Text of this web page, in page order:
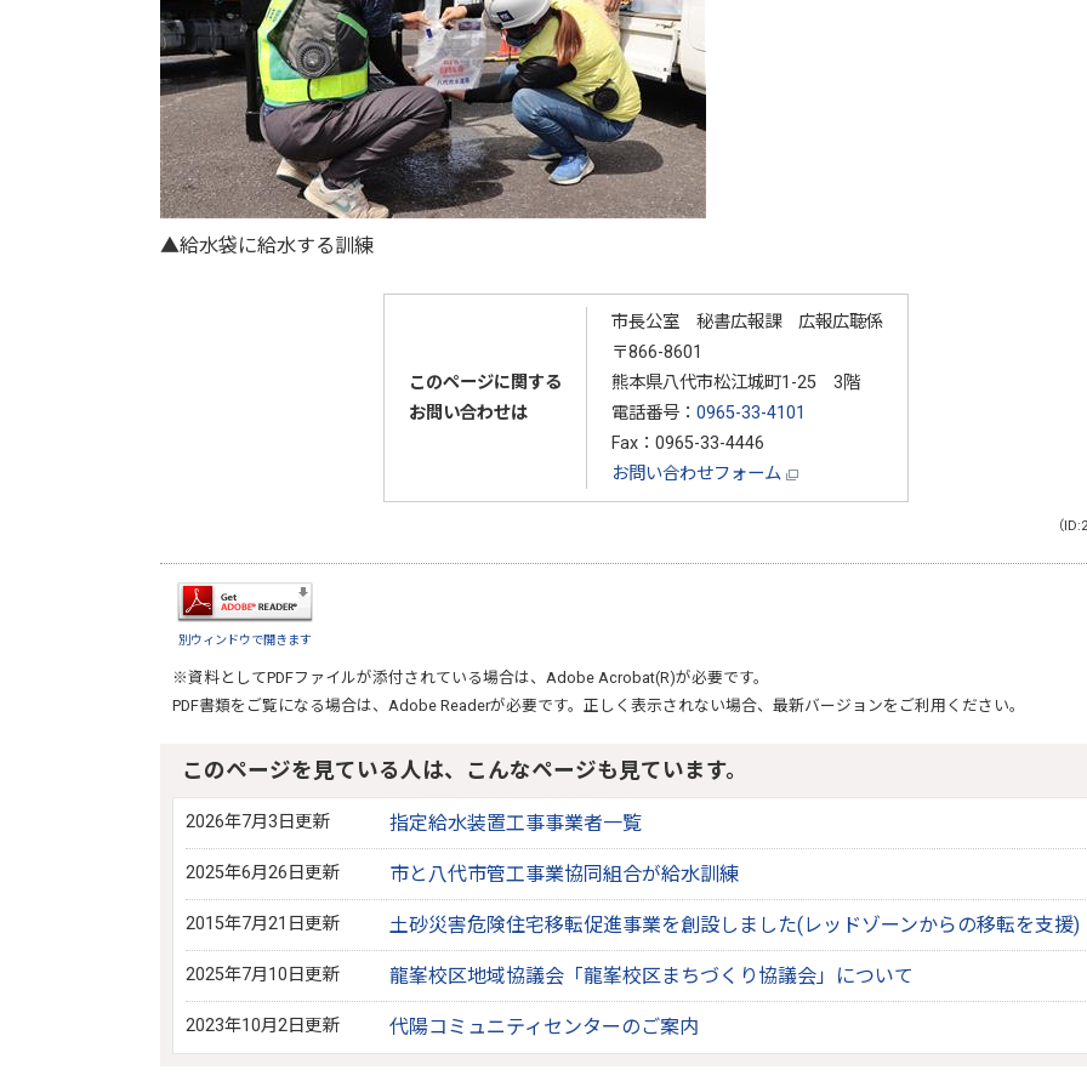
▲給水袋に給水する訓練
このページに関する
お問い合わせは
市長公室 秘書広報課 広報広聴係
〒866-8601
熊本県八代市松江城町1-25 3階
電話番号： 0965-33-4101
Fax：0965-33-4446
お問い合わせフォーム
（
別ウィンドウで開きます
※資料としてPDFファイルが添付されている場合は、 Adobe Acrobat(R)が必要です。
PDF書類をご覧になる場合は、 Adobe Readerが必要です。正しく表示されない場合、最新バージョンをご利用ください。
このページを見ている人は、こんなページも見ています。
2026年7月3日更新 指定給水装置工事事業者一覧
2025年6月26日更新 市と八代市管工事業協同組合が給水訓練
2015年7月21日更新 土砂災害危険住宅移転促進事業を創設しました(レッドゾーンからの移転を支援)
2025年7月10日更新 龍峯校区地域協議会「龍峯校区まちづくり協議会」について
2023年10月2日更新 代陽コミュニティセンターのご案内